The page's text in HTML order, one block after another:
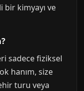
bir kimyayı ve
sadece fiziksel
hanım, size
turu veya